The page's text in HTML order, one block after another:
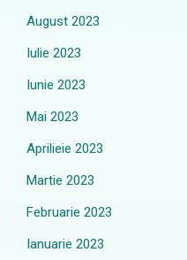
August 2023
Iulie 2023
Iunie 2023
Mai 2023
Aprilieie 2023
Martie 2023
Februarie 2023
Ianuarie 2023